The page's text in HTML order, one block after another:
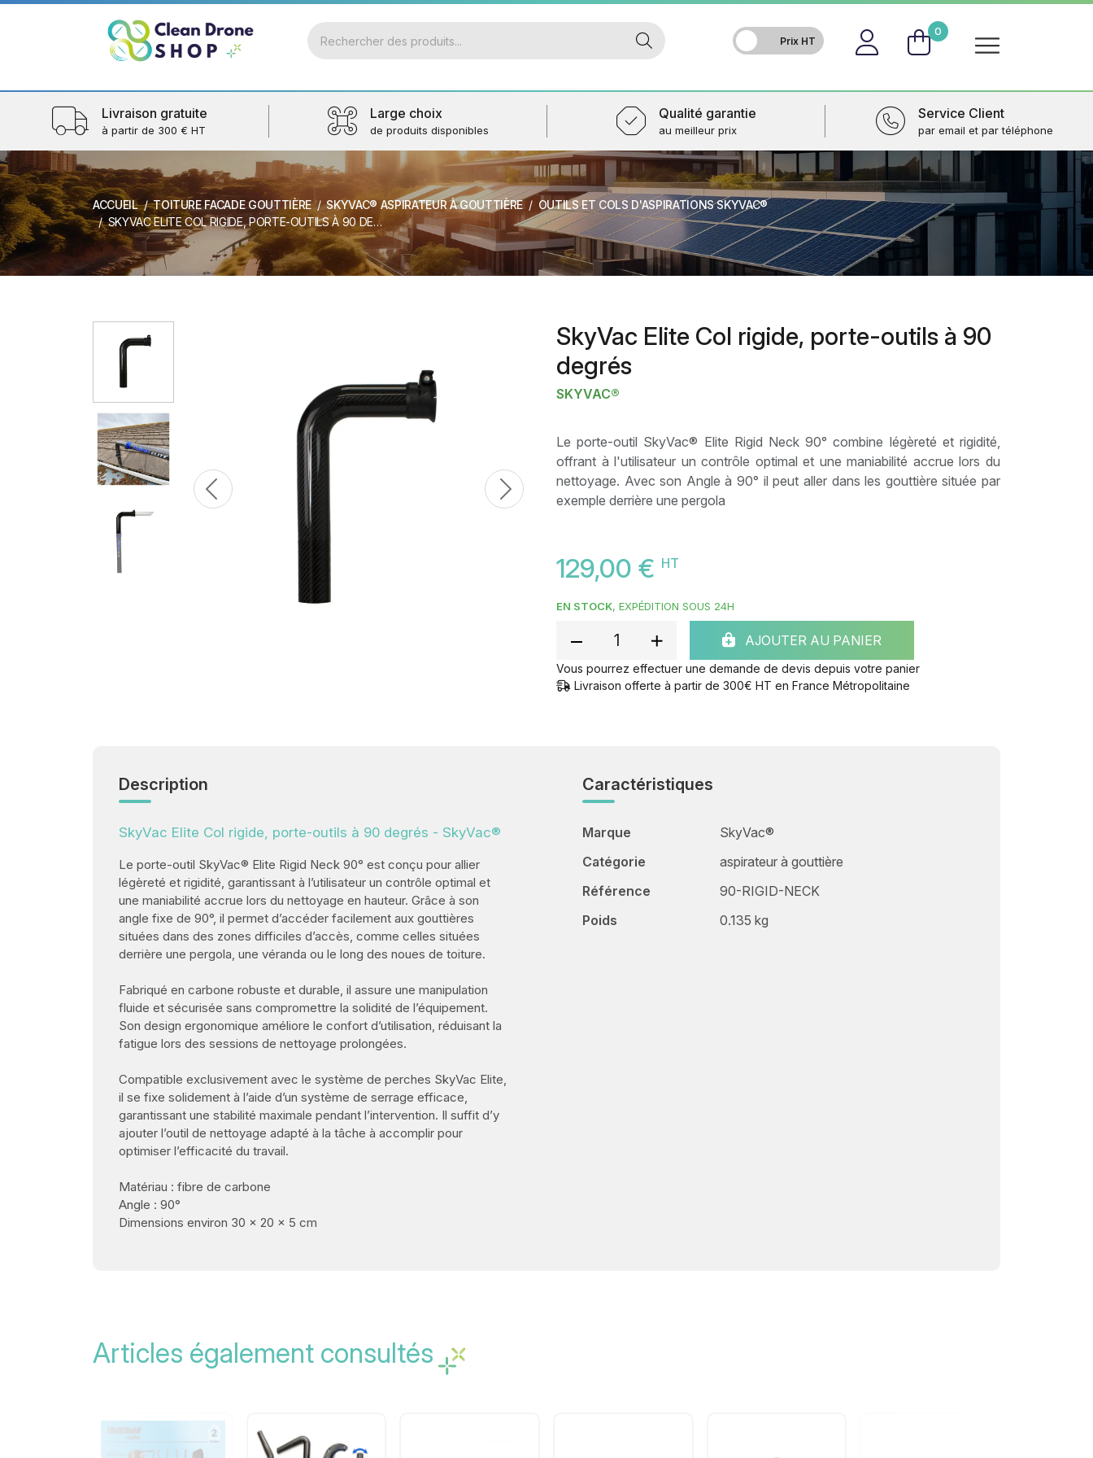
0
Livraison gratuite
à partir de 300 € HT
Large choix
de produits disponibles
Qualité garantie
au meilleur prix
Service Client
par email et par téléphone
ACCUEIL TOITURE FACADE GOUTTIÈRE SKYVAC® ASPIRATEUR À GOUTTIÈRE
OUTILS ET COLS D'ASPIRATIONS SKYVAC®
SKYVAC ELITE COL RIGIDE, PORTE-OUTILS À 90 DEGRÉS
Previous Next
SkyVac Elite Col rigide, porte-outils à 90
degrés
SKYVAC®
Le porte-outil SkyVac® Elite Rigid Neck 90° combine légèreté et rigidité,
offrant à l'utilisateur un contrôle optimal et une maniabilité accrue lors du
nettoyage. Avec son Angle à 90° il peut aller dans les gouttière située par
exemple derrière une pergola
129,00 € HT
EN STOCK, EXPÉDITION SOUS 24H
AJOUTER AU PANIER
Vous pourrez effectuer une demande de devis depuis votre panier
Livraison offerte à partir de 300€ HT en France Métropolitaine
Description
SkyVac Elite Col rigide, porte-outils à 90 degrés - SkyVac®
Le porte-outil SkyVac® Elite Rigid Neck 90° est conçu pour allier
légèreté et rigidité, garantissant à l’utilisateur un contrôle optimal et
une maniabilité accrue lors du nettoyage en hauteur. Grâce à son
angle fixe de 90°, il permet d’accéder facilement aux gouttières
situées dans des zones difficiles d’accès, comme celles situées
derrière une pergola, une véranda ou le long des noues de toiture.
Fabriqué en carbone robuste et durable, il assure une manipulation
fluide et sécurisée sans compromettre la solidité de l’équipement.
Son design ergonomique améliore le confort d’utilisation, réduisant la
fatigue lors des sessions de nettoyage prolongées.
Compatible exclusivement avec le système de perches SkyVac Elite,
il se fixe solidement à l’aide d’un système de serrage efficace,
garantissant une stabilité maximale pendant l’intervention. Il suffit d’y
ajouter l’outil de nettoyage adapté à la tâche à accomplir pour
optimiser l’efficacité du travail.
Matériau : fibre de carbone
Angle : 90°
Dimensions environ 30 x 20 x 5 cm
Caractéristiques
Marque
SkyVac®
Catégorie
aspirateur à gouttière
Référence
90-RIGID-NECK
Poids
0.135 kg
Articles également consultés